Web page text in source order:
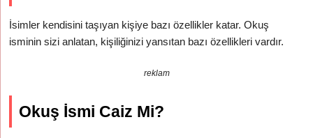
İsimler kendisini taşıyan kişiye bazı özellikler katar. Okuş
isminin sizi anlatan, kişiliğinizi yansıtan bazı özellikleri vardır.
reklam
Okuş İsmi Caiz Mi?